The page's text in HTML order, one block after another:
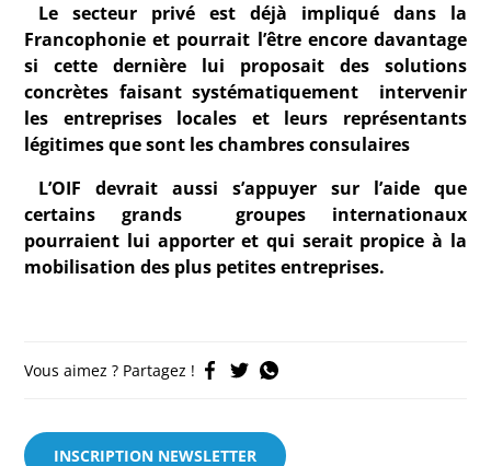
Le secteur privé est déjà impliqué dans la
Francophonie et pourrait l’être encore davantage
si cette dernière lui proposait des solutions
concrètes faisant systématiquement intervenir
les entreprises locales et leurs représentants
légitimes que sont les chambres consulaires
L’OIF devrait aussi s’appuyer sur l’aide que
certains grands groupes internationaux
pourraient lui apporter et qui serait propice à la
mobilisation des plus petites entreprises.
Vous aimez ? Partagez !
INSCRIPTION NEWSLETTER